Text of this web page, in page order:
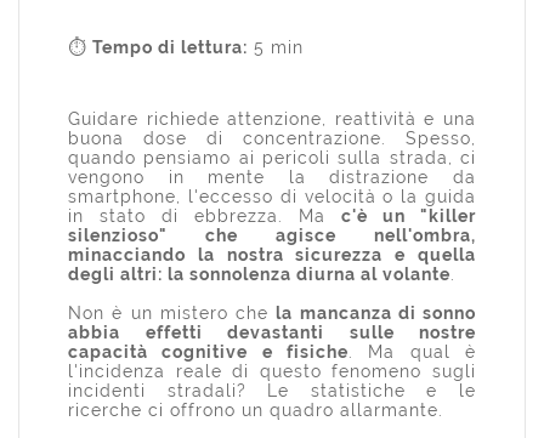
⏱ Tempo di lettura: 5 min
Guidare richiede attenzione, reattività e una
buona dose di concentrazione. Spesso,
quando pensiamo ai pericoli sulla strada, ci
vengono in mente la distrazione da
smartphone, l'eccesso di velocità o la guida
in stato di ebbrezza. Ma c'è un "killer
silenzioso" che agisce nell'ombra,
minacciando la nostra sicurezza e quella
degli altri: la sonnolenza diurna al volante.
Non è un mistero chela mancanza di sonno
abbia effetti devastanti sulle nostre
capacità cognitive e fisiche. Ma qual è
l'incidenza reale di questo fenomeno sugli
incidenti stradali? Le statistiche e le
ricerche ci offrono un quadro allarmante.